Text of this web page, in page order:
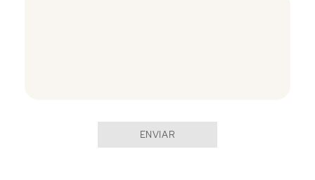
ENVIAR